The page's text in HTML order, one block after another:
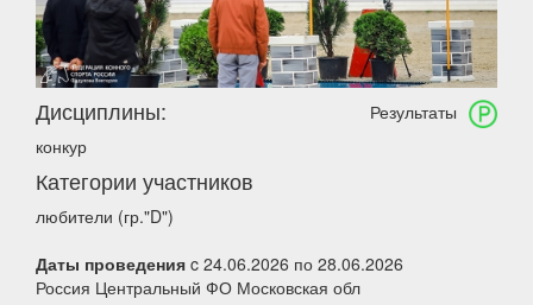
Результаты
Дисциплины:
конкур
Категории участников
любители (гр."D")
Даты проведения c 24.06.2026 по 28.06.2026
Россия Центральный ФО Московская обл